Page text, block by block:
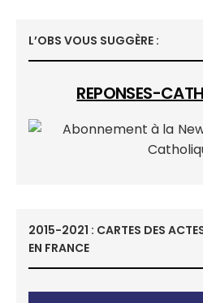
L’OBS VOUS SUGGÈRE :
REPONSES-
2015-2021 : CARTES DES
EN FRANCE